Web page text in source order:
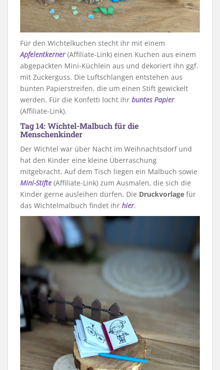
Für den Wichtelkuchen stecht ihr mit einem
Apfelentkerner(Affiliate-Link) einen Kuchen aus einem
abgepackten Mini-Küchlein aus und dekoriert ihn ggf.
mit Zuckerguss. Die Luftschlangen entstehen aus
bunten Papierstreifen, die um einen Stift gewickelt
werden. Für die Konfetti locht ihr buntes Papier
(Affiliate-Link).
Tag 14: Wichtel-Malbuch für die
Menschenkinder
Der Wichtel war über Nacht im Weihnachtsdorf und
hat den Kinder eine kleine Überraschung
mitgebracht. Auf dem Tisch liegen ein Malbuch sowie
Mini-Stifte (Affiliate-Link) zum Ausmalen, die sich die
Kinder gerne ausleihen dürfen. Die Druckvorlage für
das Wichtelmalbuch findet ihr hier.